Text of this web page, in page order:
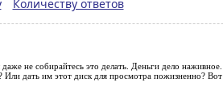
Количеству ответов
не собирайтесь это делать. Деньги дело
дать им этот диск для просмотра пожизненно? Вот